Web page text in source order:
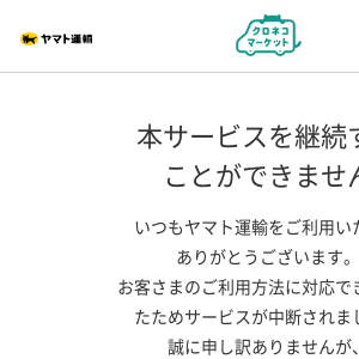
本サービスを継続
ことができませ
いつもヤマト運輸をご利用い
ありがとうございます。
お客さまのご利用方法に対応で
たためサービスが中断されま
誠に申し訳ありませんが、